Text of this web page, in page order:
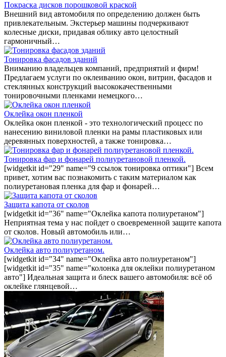
Покраска дисков порошковой краской
Внешний вид автомобиля по определению должен быть
привлекательным. Экстерьер машины подчеркивают
колесные диски, придавая облику авто целостный
гармоничный…
Тонировка фасадов зданий
Вниманию владельцев компаний, предприятий и фирм!
Предлагаем услуги по оклеиванию окон, витрин, фасадов и
стеклянных конструкций высококачественными
тонировочными пленками немецкого…
Оклейка окон пленкой
Оклейка окон пленкой - это технологический процесс по
нанесению виниловой пленки на рамы пластиковых или
деревянных поверхностей, а также тонировка…
Тонировка фар и фонарей полиуретановой пленкой.
[widgetkit id="29" name="9 ссылок тонировка оптики"] Всем
привет, хотим вас познакомить с таким материалом как
полиуретановая пленка для фар и фонарей…
Защита капота от сколов
[widgetkit id="36" name="Оклейка капота полиуретаном"]
Неприятная тема у нас пойдет о своевременной защите капота
от сколов. Новый автомобиль или…
Оклейка авто полиуретаном.
[widgetkit id="34" name="Оклейка авто полиуретаном"]
[widgetkit id="35" name="колонка для оклейки полиуретаном
авто"] Идеальная защита и блеск вашего автомобиля: всё об
оклейке глянцевой…